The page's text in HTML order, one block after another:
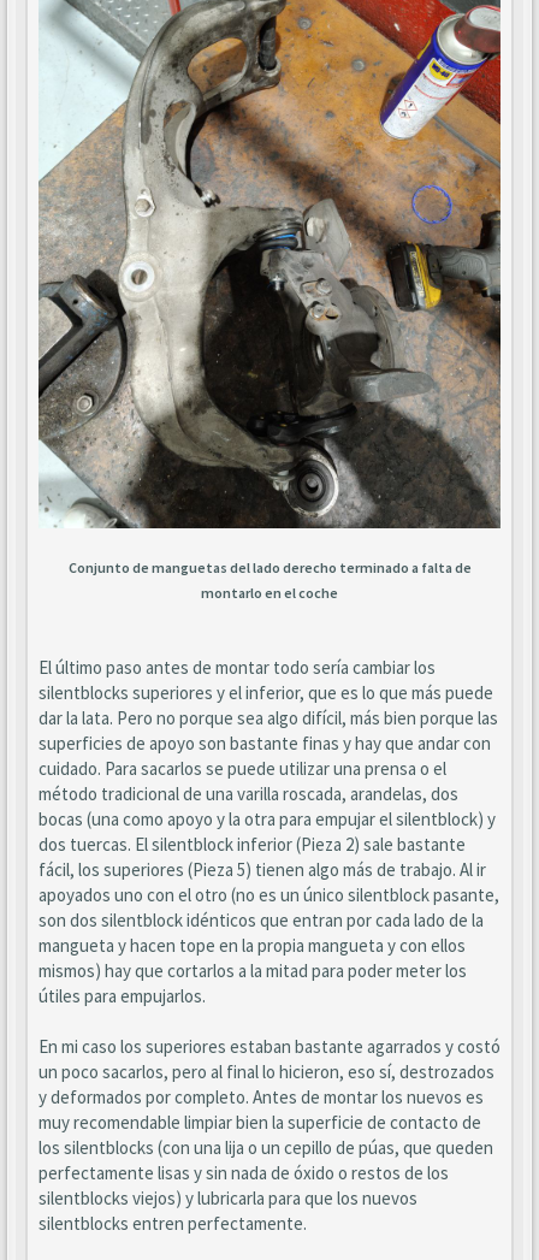
Conjunto de manguetas del lado derecho terminado a falta de
montarlo en el coche
El último paso antes de montar todo sería cambiar los
silentblocks superiores y el inferior, que es lo que más puede
dar la lata. Pero no porque sea algo difícil, más bien porque las
superficies de apoyo son bastante finas y hay que andar con
cuidado. Para sacarlos se puede utilizar una prensa o el
método tradicional de una varilla roscada, arandelas, dos
bocas (una como apoyo y la otra para empujar el silentblock) y
dos tuercas. El silentblock inferior (Pieza 2) sale bastante
fácil, los superiores (Pieza 5) tienen algo más de trabajo. Al ir
apoyados uno con el otro (no es un único silentblock pasante,
son dos silentblock idénticos que entran por cada lado de la
mangueta y hacen tope en la propia mangueta y con ellos
mismos) hay que cortarlos a la mitad para poder meter los
útiles para empujarlos.
En mi caso los superiores estaban bastante agarrados y costó
un poco sacarlos, pero al final lo hicieron, eso sí, destrozados
y deformados por completo. Antes de montar los nuevos es
muy recomendable limpiar bien la superficie de contacto de
los silentblocks (con una lija o un cepillo de púas, que queden
perfectamente lisas y sin nada de óxido o restos de los
silentblocks viejos) y lubricarla para que los nuevos
silentblocks entren perfectamente.